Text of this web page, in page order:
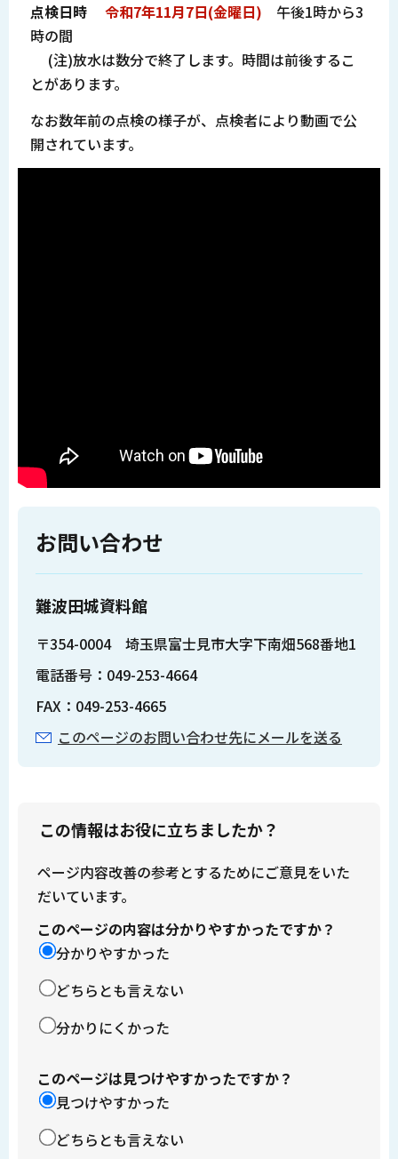
点検日時
令和7年11月7日(金曜日) 午後1時から3
時の間
(注)放水は数分で終了します。時間は前後するこ
とがあります。
なお数年前の点検の様子が、点検者により動画で公
開されています。
お問い合わせ
難波田城資料館
〒354-0004 埼玉県富士見市大字下南畑568番地1
電話番号：049-253-4664
FAX：049-253-4665
このページのお問い合わせ先にメールを送る
この情報はお役に立ちましたか？
ページ内容改善の参考とするためにご意見をいた
だいています。
このページの内容は分かりやすかったですか？
分かりやすかった
どちらとも言えない
分かりにくかった
このページは見つけやすかったですか？
見つけやすかった
どちらとも言えない